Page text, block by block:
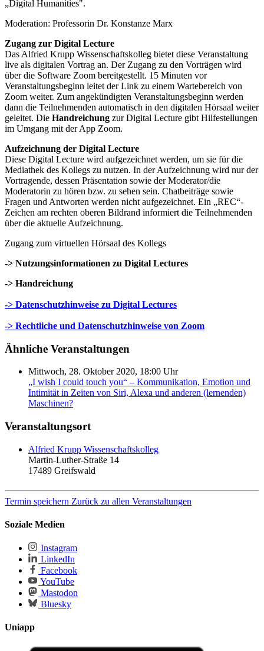
„Digital Humanities".
Moderation: Professorin Dr. Konstanze Marx
Zugang zur Digital Lecture
Das Alfried Krupp Wissenschaftskolleg bietet diese Veranstaltung
live als digitalen Vortrag an. Der Zugang zu den Vorträgen wird
über die Software Zoom bereitgestellt. 15 Minuten vor
Veranstaltungsbeginn leitet der Link zu einem Wartebereich von
Zoom weiter. Zum angekündigten Veranstaltungsbeginn werden
dann die Teilnehmenden automatisch in den digitalen Hörsaal weiter
geleitet. Die Handreichung zur Digital Lecture gibt Hilfestellungen
im Umgang mit der App Zoom.
Aufzeichnung der Digital Lecture
Diese Digital Lecture wird aufgezeichnet werden, um sie für die
Mediathek des Kollegs zu nutzen. In der Aufzeichnung wird nur der
Vortragende, dessen Präsentation sowie der Moderator/die
Moderatorin zu hören bzw. zu sehen sein. Chatbeiträge sowie
Fragen und Antworten werden nicht aufgezeichnet. Ein „REC“-
Zeichen am rechten oberen Bildrand informiert die Teilnehmenden
über die aktuelle Aufzeichnung.
Zugang zum virtuellen Hörsaal des Kollegs
-> Nutzungsinformationen zu Digital Lectures
-> Handreichung
-> Datenschutzhinweise zu Digital Lectures
-> Rechtliche und Datenschutzhinweise von Zoom
Ähnliche Veranstaltungen
Mittwoch, 28. Oktober 2020, 18:00 Uhr
„I wish I could touch you“ – Kommunikation, Emotion und
Intimität in Zeiten von Siri, Alexa und anderen (lernenden)
Maschinen?
Veranstaltungsort
Alfried Krupp Wissenschaftskolleg
Martin-Luther-Straße 14
17489 Greifswald
Termin speichern Zurück zu allen Veranstaltungen
Soziale Medien
Instagram
LinkedIn
Facebook
YouTube
Mastodon
Bluesky
Uniapp